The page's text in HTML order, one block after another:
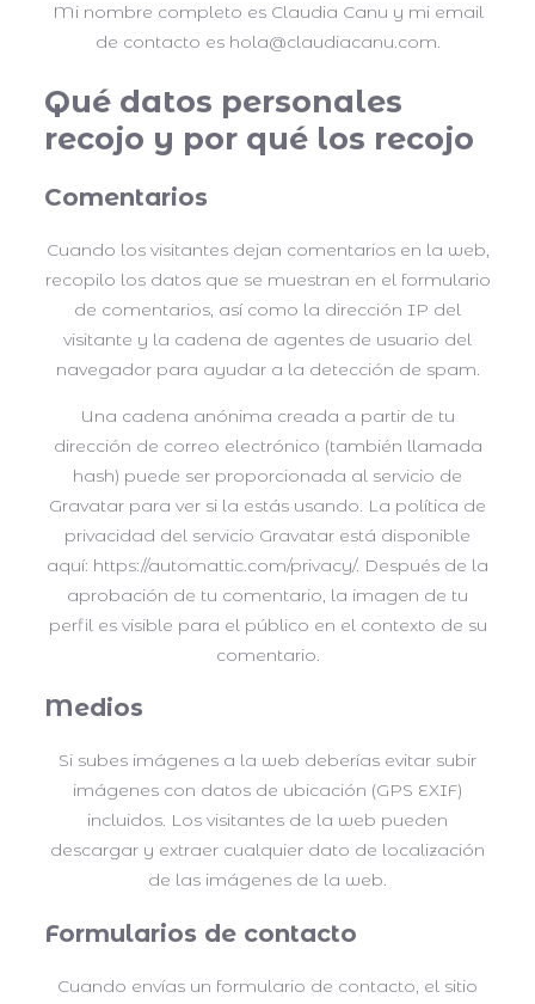
Mi nombre completo es Claudia Canu y mi email
de contacto es hola@claudiacanu.com.
Qué datos personales
recojo y por qué los recojo
Comentarios
Cuando los visitantes dejan comentarios en la web,
recopilo los datos que se muestran en el formulario
de comentarios, así como la dirección IP del
visitante y la cadena de agentes de usuario del
navegador para ayudar a la detección de spam.
Una cadena anónima creada a partir de tu
dirección de correo electrónico (también llamada
hash) puede ser proporcionada al servicio de
Gravatar para ver si la estás usando. La política de
privacidad del servicio Gravatar está disponible
aquí: https://automattic.com/privacy/. Después de la
aprobación de tu comentario, la imagen de tu
perfil es visible para el público en el contexto de su
comentario.
Medios
Si subes imágenes a la web deberías evitar subir
imágenes con datos de ubicación (GPS EXIF)
incluidos. Los visitantes de la web pueden
descargar y extraer cualquier dato de localización
de las imágenes de la web.
Formularios de contacto
Cuando envías un formulario de contacto, el sitio